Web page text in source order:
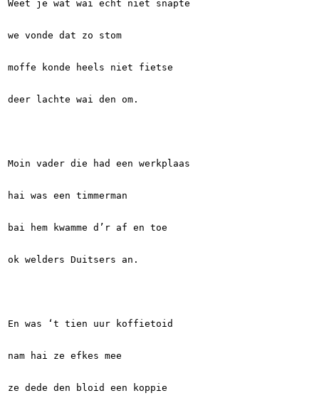
Weet je wat wai echt niet snapte
we vonde dat zo stom
moffe konde heels niet fietse
deer lachte wai den om.
Moin vader die had een werkplaas
hai was een timmerman
bai hem kwamme d’r af en toe
ok welders Duitsers an.
En was ‘t tien uur koffietoid
nam hai ze efkes mee
ze dede den bloid een koppie